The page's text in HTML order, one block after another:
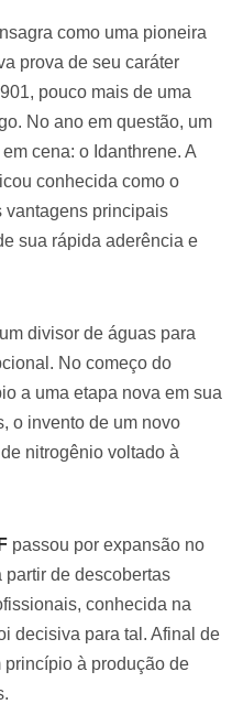
como uma pioneira
prova de seu caráter
pouco mais de uma
No ano em questão, um
cena: o Idanthrene. A
conhecida como o
vantagens principais
sua rápida aderência e
divisor de águas para
No começo do
a uma etapa nova em sua
o invento de um novo
nitrogênio voltado à
passou por expansão no
de descobertas
conhecida na
decisiva para tal. Afinal de
princípio à produção de